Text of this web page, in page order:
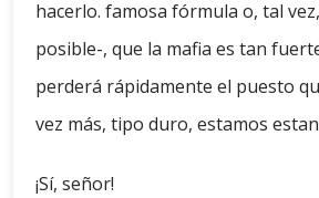
hacerlo. famosa fórmula o, tal
posible-, que la mafia es tan
perderá rápidamente el puesto
vez más, tipo duro, estamos
¡Sí, señor!